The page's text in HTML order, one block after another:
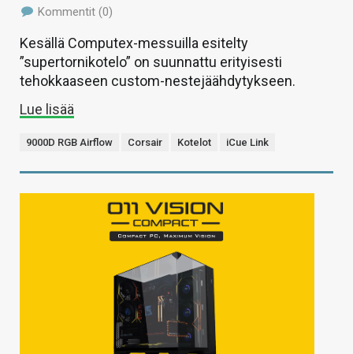
Kommentit (0)
Kesällä Computex-messuilla esitelty
”supertornikotelo” on suunnattu erityisesti
tehokkaaseen custom-nestejäähdytykseen.
Lue lisää
9000D RGB Airflow Corsair Kotelot iCue Link